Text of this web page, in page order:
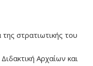
στρατιωτικής του
Αρχαίων και